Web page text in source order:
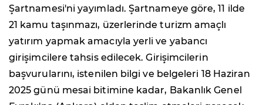
Şartnamesi'ni yayımladı. Şartnameye göre, 11 ilde
21 kamu taşınmazı, üzerlerinde turizm amaçlı
yatırım yapmak amacıyla yerli ve yabancı
girişimcilere tahsis edilecek. Girişimcilerin
başvurularını, istenilen bilgi ve belgeleri 18 Haziran
2025 günü mesai bitimine kadar, Bakanlık Genel